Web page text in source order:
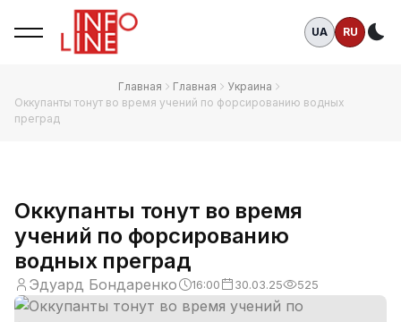
UA RU
Главная Главная
Украина
Оккупанты тонут во время учений по форсированию водных
преград
Оккупанты тонут во время
учений по форсированию
водных преград
Эдуард Бондаренко 16:00 30.03.25 525